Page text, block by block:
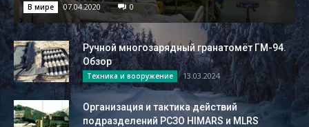
В мире 07.04.2020 0
Ручной многозарядный гранатомёт ГМ-94.
Обзор
Техника и вооружение 13.03.2024
Организация и тактика действий
подразделений РСЗО HIMARS и MLRS